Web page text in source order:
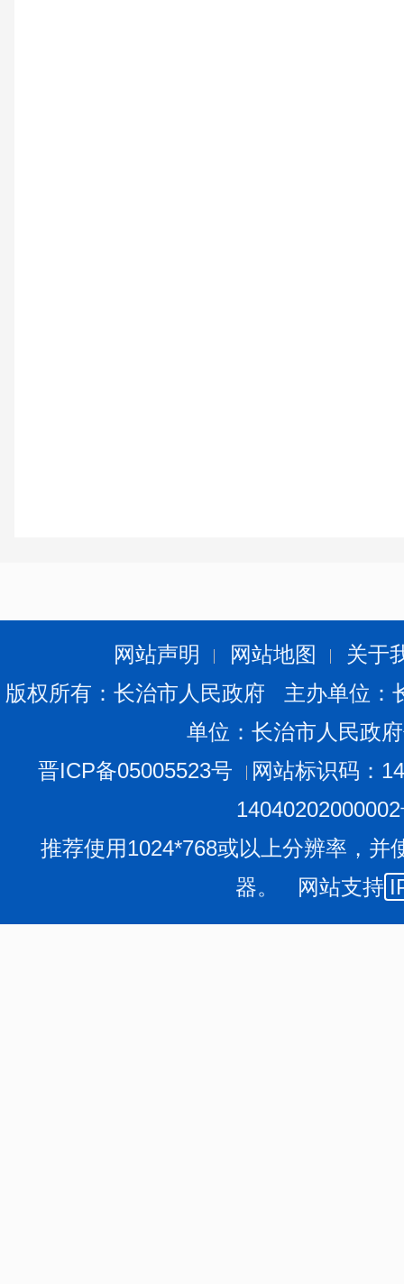
网站声明 网站地图
关于
版权所有：长治市人民政府 主办单位
单位：长治市人民政
晋ICP备05005523号
网站标识码：
推荐使用1024*768或以上分辨率，并
器。 网站支持